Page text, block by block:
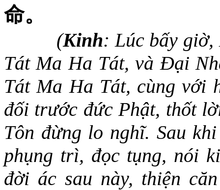
命。
(Kinh: Lúc bấy
Tát Ma Ha Tát, và Đại
Tát Ma Ha Tát, cùng với
đối trước đức Phật, thốt
Tôn đừng lo nghĩ. Sau
phụng trì, đọc tụng, nói
đời ác sau này, thiện